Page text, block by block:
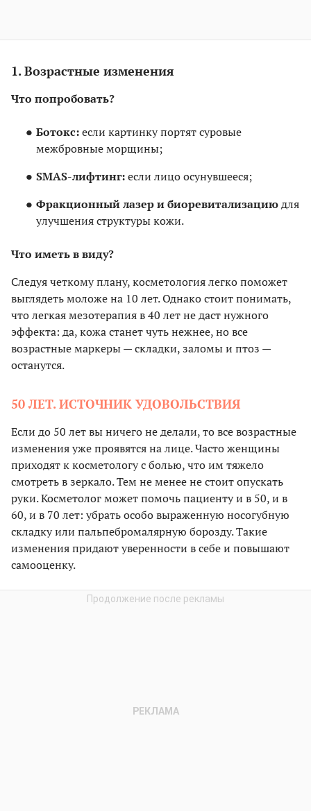
1. Возрастные изменения
Что попробовать?
Ботокс:если картинку портят суровые
межбровные морщины;
SMAS-лифтинг:если лицо осунувшееся;
Фракционный лазер и биоревитализациюдля
улучшения структуры кожи.
Что иметь в виду?
Следуя четкому плану, косметология легко поможет
выглядеть моложе на 10 лет. Однако стоит понимать,
что легкая мезотерапия в 40 лет не даст нужного
эффекта: да, кожа станет чуть нежнее, но все
возрастные маркеры — складки, заломы и птоз —
останутся.
50 ЛЕТ. ИСТОЧНИК УДОВОЛЬСТВИЯ
Если до 50 лет вы ничего не делали, то все возрастные
изменения уже проявятся на лице. Часто женщины
приходят к косметологу с болью, что им тяжело
смотреть в зеркало. Тем не менее не стоит опускать
руки. Косметолог может помочь пациенту и в 50, и в
60, и в 70 лет: убрать особо выраженную носогубную
складку или пальпебромалярную борозду. Такие
изменения придают уверенности в себе и повышают
самооценку.